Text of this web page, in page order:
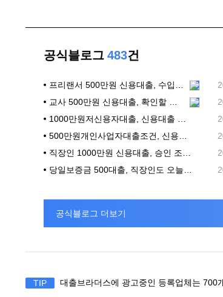
공식블로그 483건
프리랜서 500만원 신용대출, 수입 흐름과 상환 계획부터 살피기
교사 500만원 신용대출, 확인할 기준부터 차분히 정리하기
1000만원저신용자대출, 신용대출 상담 전 확인할 조건
500만원개인사업자대출조건, 신용대출 상담 전에 확인할 기준
직장인 1000만원 신용대출, 승인 조건과 신청 전 체크리스트
당일보증금 500대출, 직장인도 오늘 바로 가능할까?
공식블로그 더보기
TIP 대출브라더스에 광고중인 등록업체는 700